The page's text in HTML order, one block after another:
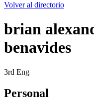
Volver al directorio
brian
benavides
3rd Eng
Personal